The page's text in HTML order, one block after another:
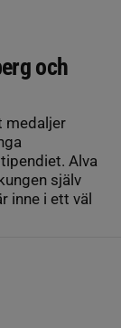
och
medaljer
Alva
själv
inne i ett väl